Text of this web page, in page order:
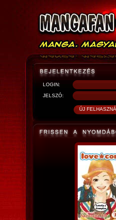
LOGIN:
JELSZÓ: